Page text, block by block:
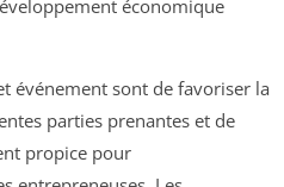
économique
événement sont de favoriser la
parties prenantes et de
propice pour